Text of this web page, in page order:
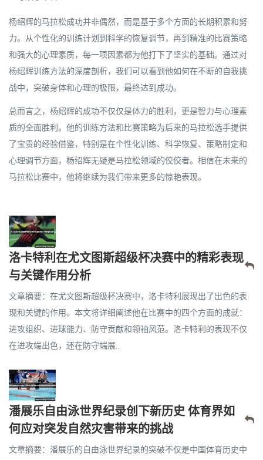
杨绍辉的马拉松成功并非偶然，而是基于多个方面的长期积累和努
力。从个性化的训练计划到科学的恢复调节，再到精准的比赛策略
和强大的心理素质，每一项因素都为他打下了坚实的基础。通过对
杨绍辉训练方法的深度剖析，我们可以看到他如何在不断的自我挑
战中，突破身体和心理的极限，最终达到成功。
总而言之，杨绍辉的成功不仅仅是体力的胜利，更是智力与心理素
质的全面胜利。他的训练方法和比赛策略为后来的马拉松选手提供
了宝贵的经验借鉴，特别是在个性化训练、科学恢复、策略制定和
心理调节方面，杨绍辉无疑是马拉松领域的佼佼者。相信在未来的
马拉松比赛中，他将继续为我们带来更多的惊艳表现。
洛卡特利在尤文图斯超级杯决赛中的精彩表现
与关键作用分析
文章摘要：在尤文图斯超级杯决赛中，洛卡特利展现出了出色的表
现和关键的作用。本文将详细阐述他在比赛中的四个方面的成就：
进攻组织、进球能力、防守贡献和领袖风范。洛卡特利的表现不仅
在进攻端出色，还在防守端展...
潘展乐自由泳世界纪录创下新历史 体育界如
何应对突发自然灾害带来的挑战
文章摘要：潘展乐的自由泳世界纪录的突破不仅是中国体育历史中